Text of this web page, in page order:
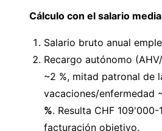
Cálculo con el salario
Salario bruto anual
Recargo autónomo
~2 %, mitad patronal de
vacaciones/enfermedad
%. Resulta CHF 109'000-
facturación objetivo.